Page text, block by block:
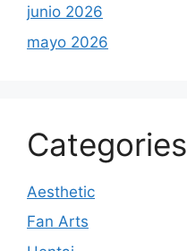
junio 2026
mayo 2026
Categories
Aesthetic
Fan Arts